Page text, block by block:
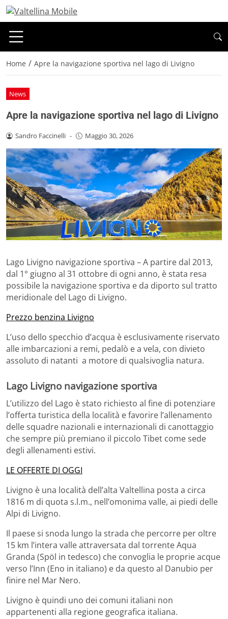
Home / Apre la navigazione sportiva nel lago di Livigno
News
Apre la navigazione sportiva nel lago di Livigno
Sandro Faccinelli - Maggio 30, 2026
Lago Livigno navigazione sportiva – A partire dal 2013,
dal 1° giugno al 31 ottobre di ogni anno, è stata resa
possibile la navigazione sportiva e da diporto sul tratto
meridionale del Lago di Livigno.
Prezzo benzina Livigno
L’uso dello specchio d’acqua è esclusivamente riservato
alle imbarcazioni a remi, pedalò e a vela, con divieto
assoluto di natanti a motore di qualsivoglia natura.
Lago Livigno navigazione sportiva
L’utilizzo del Lago è stato richiesto al fine di potenziare
l’offerta turistica della località e favorire l’allenamento
delle squadre nazionali e internazionali di canottaggio
che sempre più premiano il piccolo Tibet come sede
degli allenamenti estivi.
LE OFFERTE DI OGGI
Livigno è una località dell’alta Valtellina posta a circa
1816 m di quota s.l.m., nell’omonima valle, ai piedi delle
Alpi di Livigno.
Il paese si snoda lungo la strada che percorre per oltre
15 km l’intera valle attraversata dal torrente Aqua
Granda (Spöl in tedesco) che convoglia le proprie acque
verso l’Inn (Eno in italiano) e da questo al Danubio per
finire nel Mar Nero.
Livigno è quindi uno dei comuni italiani non
appartenenti alla regione geografica italiana.